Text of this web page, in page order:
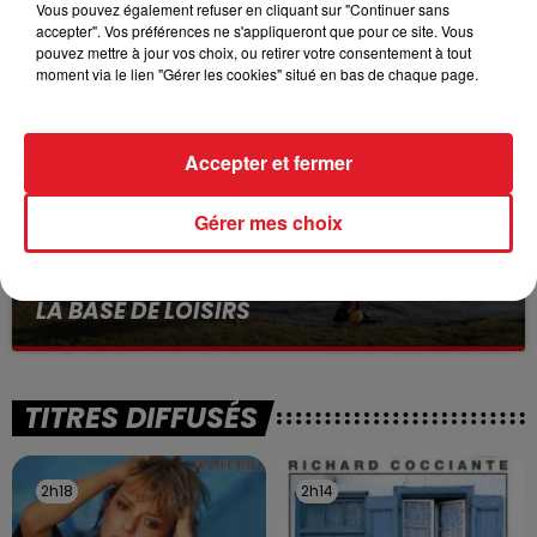
VOLONTAIRE EN COURS, APRÈS LA...
Selon les premiers éléments, le logement servait
à des prostituées
13 juillet 2026
LA BASE DE LOISIRS
La victime a coulé à pic
TITRES DIFFUSÉS
2h18
2h18 2h14
2h14
Vous pouvez également refuser en cliquant sur "Continuer sans
accepter". Vos préférences ne s'appliqueront que pour ce site. Vous
pouvez mettre à jour vos choix, ou retirer votre consentement à tout
moment via le lien "Gérer les cookies" situé en bas de chaque page.
Gérer mes choix
Accepter et fermer